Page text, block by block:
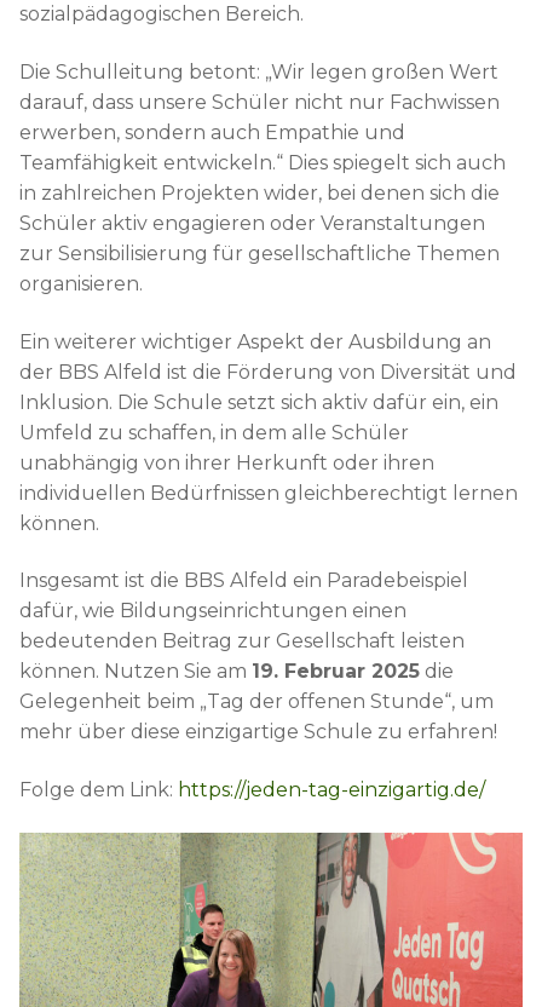
sozialpädagogischen Bereich.
Die Schulleitung betont: „Wir legen großen Wert
darauf, dass unsere Schüler nicht nur Fachwissen
erwerben, sondern auch Empathie und
Teamfähigkeit entwickeln.“ Dies spiegelt sich auch
in zahlreichen Projekten wider, bei denen sich die
Schüler aktiv engagieren oder Veranstaltungen
zur Sensibilisierung für gesellschaftliche Themen
organisieren.
Ein weiterer wichtiger Aspekt der Ausbildung an
der BBS Alfeld ist die Förderung von Diversität und
Inklusion. Die Schule setzt sich aktiv dafür ein, ein
Umfeld zu schaffen, in dem alle Schüler
unabhängig von ihrer Herkunft oder ihren
individuellen Bedürfnissen gleichberechtigt lernen
können.
Insgesamt ist die BBS Alfeld ein Paradebeispiel
dafür, wie Bildungseinrichtungen einen
bedeutenden Beitrag zur Gesellschaft leisten
können. Nutzen Sie am 19. Februar 2025 die
Gelegenheit beim „Tag der offenen Stunde“, um
mehr über diese einzigartige Schule zu erfahren!
Folge dem Link: https://jeden-tag-einzigartig.de/